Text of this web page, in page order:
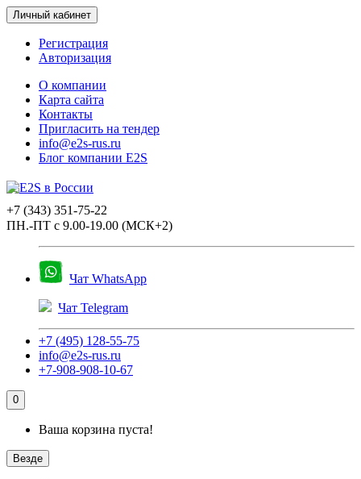
Личный кабинет
Регистрация
Авторизация
О компании
Карта сайта
Контакты
Пригласить на тендер
info@e2s-rus.ru
Блог компании E2S
+7 (343) 351-75-22
ПН.-ПТ с 9.00-19.00 (МСК+2)
Чат WhatsApp
Чат Telegram
+7 (495) 128-55-75
info@e2s-rus.ru
+7-908-908-10-67
0
Ваша корзина пуста!
Везде